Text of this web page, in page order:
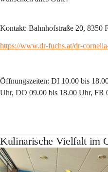
Kontakt: Bahnhofstraße 20, 8350
https://www.dr-fuchs.at/dr-
Öffnungszeiten: DI 10.00 bis
Uhr, DO 09.00 bis 18.00 Uhr, FR
Kulinarische Vielfalt im